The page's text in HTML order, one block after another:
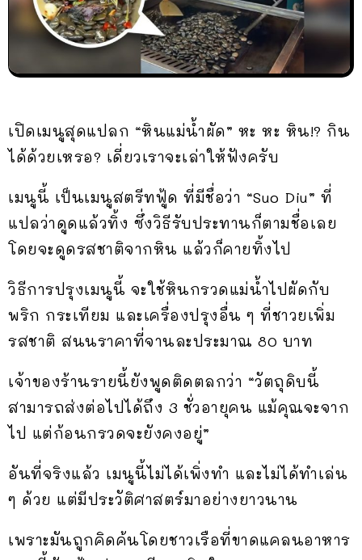
เปิดเมนูสุดแปลก “หินแม่น้ำผัด” หะ หะ หิน!? กิน
ได้ด้วยเหรอ? เดี่ยวเราจะเล่าให้ฟังครับ
เมนูนี้ เป็นเมนูสตรีทฟู้ด ที่มีชื่อว่า “Suo Diu” ที่
แปลว่าดูดแล้วทิ้ง ซึ่งวิธีรับประทานก็ตามชื่อเลย
โดยจะดูดรสชาติจากหิน แล้วก็คายทิ้งไป
วิธีการปรุงเมนูนี้ จะใช้หินกรวดแม่น้ำไปผัดกับ
พริก กระเทียม และเครื่องปรุงอื่น ๆ ที่ชาวยเพิ่ม
รสชาติ สนนราคาที่จานละประมาณ 80 บาท
เจ้าของร้านรายนี้ยังพูดติดตลกว่า “วัตถุดิบนี้
สามารถส่งต่อไปได้ถึง 3 ชั่วอายุคน แม้คุณจะจาก
ไป แต่ก้อนกรวดจะยังคงอยู่”
อันที่จริงแล้ว เมนูนี้ไม่ได้เพิ่งทำ และไม่ได้ทำเล่น
ๆ ด้วย แต่มีประวัติศาสตร์มาอย่างยาวนาน
เพราะมันถูกคิดค้นโดยชาวเรือที่ขาดแคลนอาหาร